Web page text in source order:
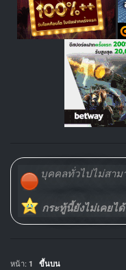
บุคคลทั่วไปไม่สา
กระทู้นี้ยังไม่เคยไ
หน้า: 1 ขึ้นบน